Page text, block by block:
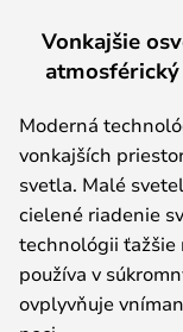
Vonkajšie
Moderná
vonkajších
svetla. Malé
cielené riadenie
technológii ťažšie
používa v
ovplyvňuje